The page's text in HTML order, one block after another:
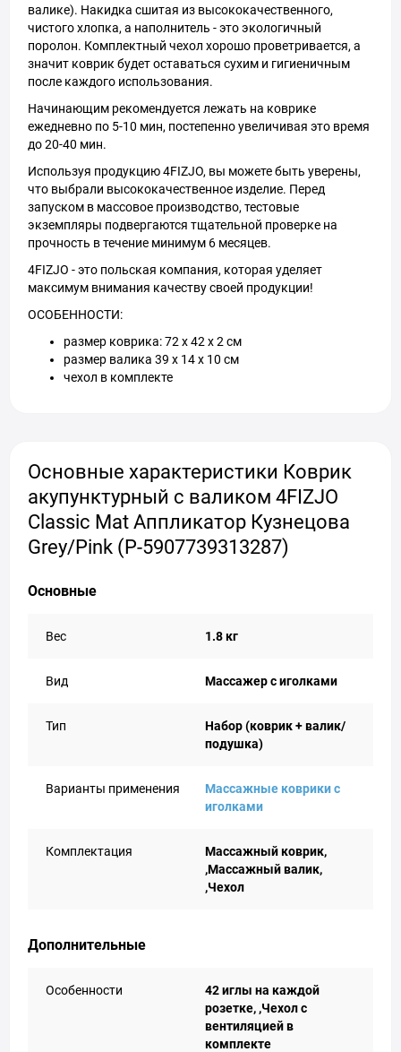
валике). Накидка сшитая из высококачественного,
чистого хлопка, а наполнитель - это экологичный
поролон. Комплектный чехол хорошо проветривается, а
значит коврик будет оставаться сухим и гигиеничным
после каждого использования.
Начинающим рекомендуется лежать на коврике
ежедневно по 5-10 мин, постепенно увеличивая это время
до 20-40 мин.
Используя продукцию 4FIZJO, вы можете быть уверены,
что выбрали высококачественное изделие. Перед
запуском в массовое производство, тестовые
экземпляры подвергаются тщательной проверке на
прочность в течение минимум 6 месяцев.
4FIZJO - это польская компания, которая уделяет
максимум внимания качеству своей продукции!
ОСОБЕННОСТИ:
размер коврика: 72 x 42 x 2 см
размер валика 39 x 14 x 10 см
чехол в комплекте
Основные характеристики Коврик
акупунктурный с валиком 4FIZJO
Classic Mat Аппликатор Кузнецова
Grey/Pink (P-5907739313287)
Основные
Вес 1.8 кг
Вид Массажер с иголками
Тип
Набор (коврик + валик/
подушка)
Варианты применения
Массажные коврики с
иголками
Комплектация
Массажный коврик,
,Массажный валик,
,Чехол
Дополнительные
Особенности
42 иглы на каждой
розетке, ,Чехол с
вентиляцией в
комплекте